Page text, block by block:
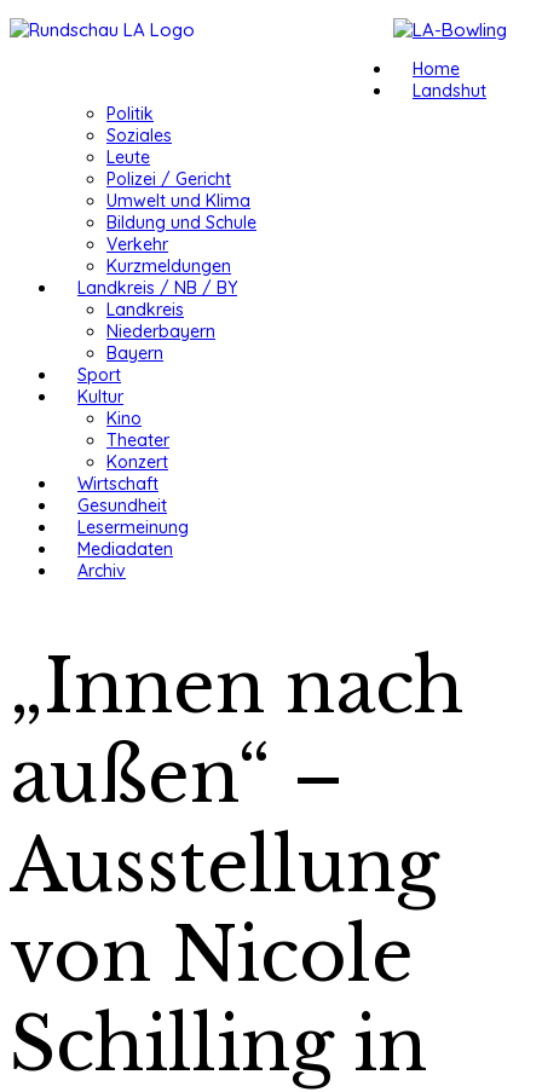
Home
Landshut
Politik
Soziales
Leute
Polizei / Gericht
Umwelt und Klima
Bildung und Schule
Verkehr
Kurzmeldungen
Landkreis / NB / BY
Landkreis
Niederbayern
Bayern
Sport
Kultur
Kino
Theater
Konzert
Wirtschaft
Gesundheit
Lesermeinung
Mediadaten
Archiv
„Innen nach
außen“ –
Ausstellung
von Nicole
Schilling in